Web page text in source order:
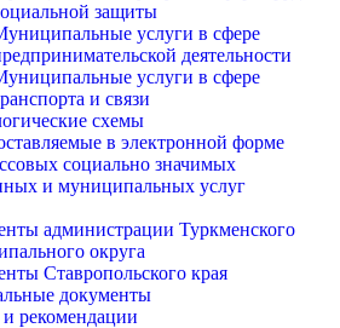
защиты
услуги в сфере
деятельности
услуги в сфере
и связи
схемы
в электронной форме
социально значимых
и муниципальных услуг
администрации Туркменского
округа
Ставропольского края
документы
рекомендации